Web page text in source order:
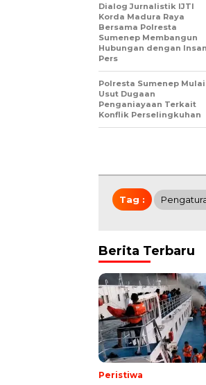
Dialog Jurnalistik IJTI
Korda Madura Raya
Bersama Polresta
Sumenep Membangun
Hubungan dengan Insan
Pers
Polresta Sumenep Mulai
Usut Dugaan
Penganiayaan Terkait
Konflik Perselingkuhan
Tag :
Berita Terbaru
Peristiwa